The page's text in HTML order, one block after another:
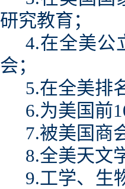
研究教育；
4.在全美公
会；
5.在全美排
6.为美国前
7.被美国商
8.全美天文
9.工学、生